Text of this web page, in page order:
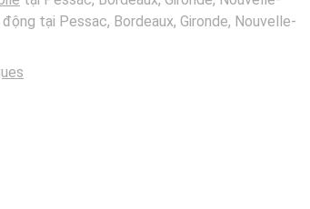
tại Pessac, Bordeaux, Gironde, Nouvelle-